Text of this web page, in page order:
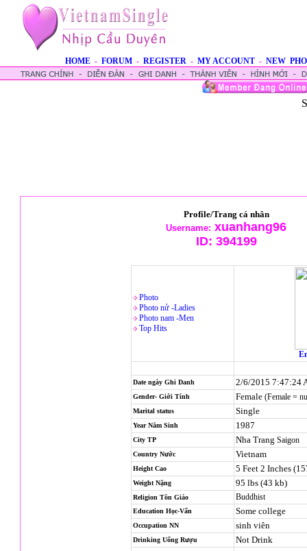
HOME - FORUM - REGISTER - MY ACCOUNT - NEW
Profile/Trang cá nhân
Username: xuanhang96
ID: 394199
Photo
Photo nử -Ladies
Photo nam -Men
Top Hits
Date ngày Ghi Danh 2/6/2015 7:47:24
Gender- Giới Tính Female (Female =
Marital status Single
Year Năm Sinh 1987
City TP Nha Trang Saigon
Country Nước Vietnam
Height Cao 5 Feet 2 Inches
Weight Nặng 95 lbs (43 kb)
Religion Tôn Giáo Buddhist
Education Học-Vấn Some college
Occupation NN sinh viên
Drinking Uống Rượu Not Drink